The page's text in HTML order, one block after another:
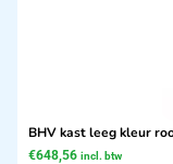
BHV kast leeg kleur
€648,56 incl. btw